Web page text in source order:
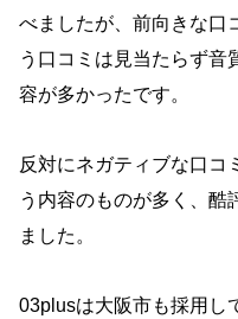
べましたが、前向きな口
う口コミは見当たらず音
容が多かったです。
反対にネガティブな口コ
う内容のものが多く、酷
ました。
03plusは大阪市も採用し